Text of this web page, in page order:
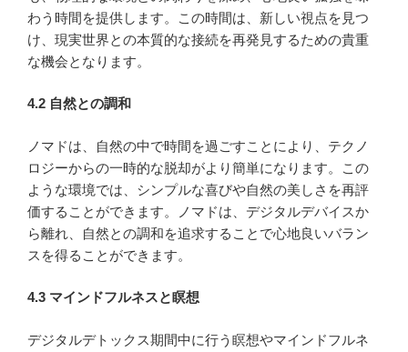
わう時間を提供します。この時間は、新しい視点を見つ
け、現実世界との本質的な接続を再発見するための貴重
な機会となります。
4.2 自然との調和
ノマドは、自然の中で時間を過ごすことにより、テクノ
ロジーからの一時的な脱却がより簡単になります。この
ような環境では、シンプルな喜びや自然の美しさを再評
価することができます。ノマドは、デジタルデバイスか
ら離れ、自然との調和を追求することで心地良いバラン
スを得ることができます。
4.3 マインドフルネスと瞑想
デジタルデトックス期間中に行う瞑想やマインドフルネ